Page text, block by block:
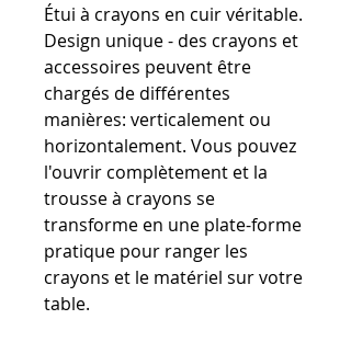
Étui à crayons en cuir véritable.
Design unique - des crayons et
accessoires peuvent être
chargés de différentes
manières: verticalement ou
horizontalement. Vous pouvez
l'ouvrir complètement et la
trousse à crayons se
transforme en une plate-forme
pratique pour ranger les
crayons et le matériel sur votre
table.